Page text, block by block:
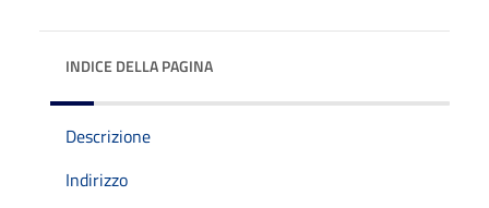
INDICE DELLA PAGINA
Descrizione
Indirizzo